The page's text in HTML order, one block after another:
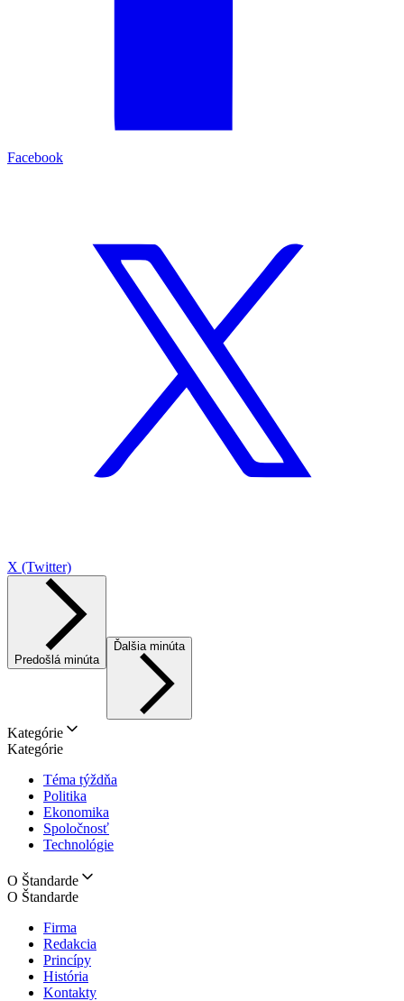
Facebook
X (Twitter)
Predošlá minúta
Ďalšia minúta
Kategórie
Kategórie
Téma týždňa
Politika
Ekonomika
Spoločnosť
Technológie
O Štandarde
O Štandarde
Firma
Redakcia
Princípy
História
Kontakty